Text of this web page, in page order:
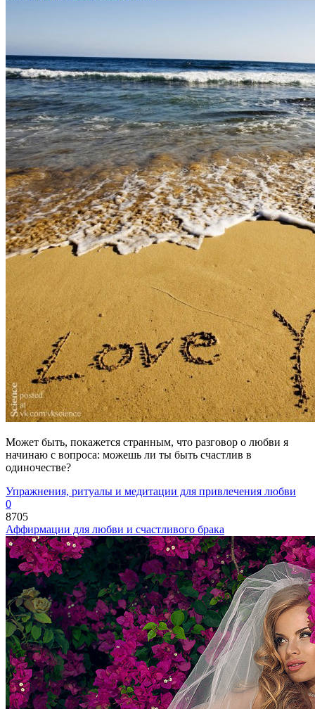
Может быть, покажется странным, что разговор о любви я
начинаю с вопроса: можешь ли ты быть счастлив в
одиночестве?
Упражнения, ритуалы и медитации для привлечения любви
0
8705
Аффирмации для любви и счастливого брака